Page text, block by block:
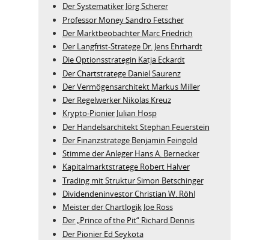
Der Systematiker Jörg Scherer
Professor Money Sandro Fetscher
Der Marktbeobachter Marc Friedrich
Der Langfrist-Stratege Dr. Jens Ehrhardt
Die Optionsstrategin Katja Eckardt
Der Chartstratege Daniel Saurenz
Der Vermögensarchitekt Markus Miller
Der Regelwerker Nikolas Kreuz
Krypto-Pionier Julian Hosp
Der Handelsarchitekt Stephan Feuerstein
Der Finanzstratege Benjamin Feingold
Stimme der Anleger Hans A. Bernecker
Kapitalmarktstratege Robert Halver
Trading mit Struktur Simon Betschinger
Dividendeninvestor Christian W. Röhl
Meister der Chartlogik Joe Ross
Der „Prince of the Pit“ Richard Dennis
Der Pionier Ed Seykota